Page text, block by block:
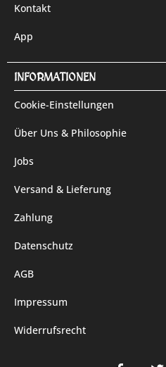
Kontakt
App
INFORMATIONEN
Cookie-Einstellungen
Über Uns & Philosophie
Jobs
Versand & Lieferung
Zahlung
Datenschutz
AGB
Impressum
Widerrufsrecht